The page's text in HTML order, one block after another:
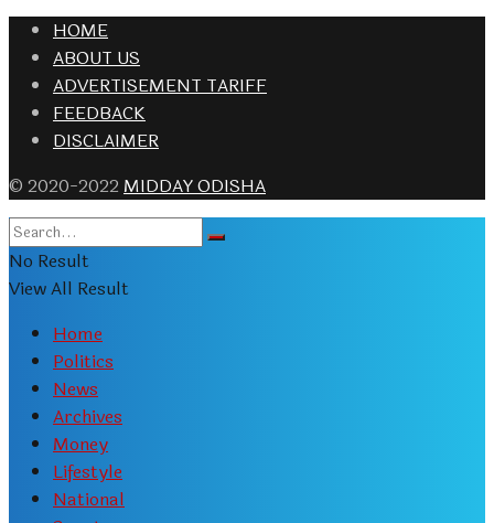
HOME
ABOUT US
ADVERTISEMENT TARIFF
FEEDBACK
DISCLAIMER
© 2020-2022 MIDDAY ODISHA
No Result
View All Result
Home
Politics
News
Archives
Money
Lifestyle
National